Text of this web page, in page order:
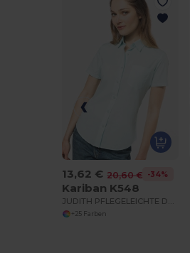
13,62 € 20,60 € -34%
Kariban K548
+25 Farben